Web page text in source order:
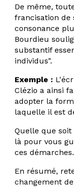
De même,
francisation de
consonance
Bourdieu
substantif
individus".
Exemple :
Clézio a ainsi
adopter la
laquelle il est
Quelle que soit
là pour vous
ces démarches.
En résumé,
changement